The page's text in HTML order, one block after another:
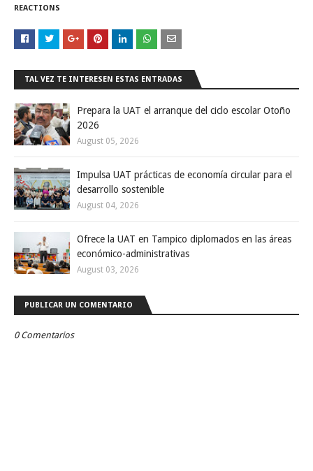
REACTIONS
TAL VEZ TE INTERESEN ESTAS ENTRADAS
Prepara la UAT el arranque del ciclo escolar Otoño
2026
August 05, 2026
Impulsa UAT prácticas de economía circular para el
desarrollo sostenible
August 04, 2026
Ofrece la UAT en Tampico diplomados en las áreas
económico-administrativas
August 03, 2026
PUBLICAR UN COMENTARIO
0 Comentarios